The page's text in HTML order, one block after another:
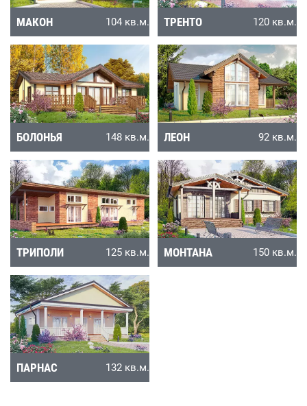
МАКОН 104 кв.м. ТРЕНТО 120 кв.м.
БОЛОНЬЯ 148 кв.м. ЛЕОН 92 кв.м.
ТРИПОЛИ 125 кв.м. МОНТАНА 150 кв.м.
ПАРНАС 132 кв.м.